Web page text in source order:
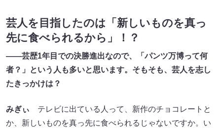
芸人を目指したのは「新しいものを真っ
先に食べられるから」！？
――芸歴1年目での決勝進出なので、「パンツ万博って何
者？」という人も多いと思います。そもそも、芸人を志し
たきっかけは？
みぎぃ テレビに出ている人って、新作のチョコレートと
か、新しいものを真っ先に食べられるじゃないですか。い